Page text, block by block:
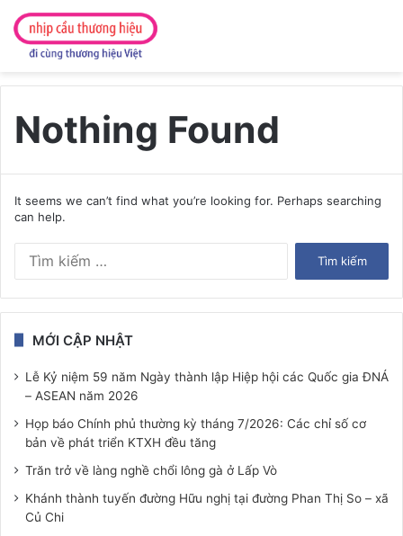
Nothing Found
It seems we can’t find what you’re looking for. Perhaps searching
can help.
MỚI CẬP NHẬT
Lễ Kỷ niệm 59 năm Ngày thành lập Hiệp hội các Quốc gia ĐNÁ
– ASEAN năm 2026
Họp báo Chính phủ thường kỳ tháng 7/2026: Các chỉ số cơ
bản về phát triển KTXH đều tăng
Trăn trở về làng nghề chổi lông gà ở Lấp Vò
Khánh thành tuyến đường Hữu nghị tại đường Phan Thị So – xã
Củ Chi